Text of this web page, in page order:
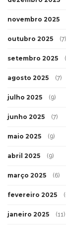
novembro 2025
outubro 2025 (7)
setembro 2025
agosto 2025 (7)
julho 2025 (9)
junho 2025 (7)
maio 2025 (9)
abril 2025 (9)
março 2025 (6)
fevereiro 2025
janeiro 2025 (11)